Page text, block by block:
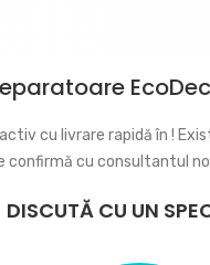
cu livrare rapidă în !
confirmă cu consultantul
DISCUTĂ CU UN